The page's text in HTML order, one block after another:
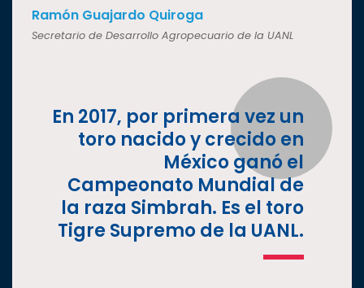
Ramón Guajardo Quiroga
Secretario de Desarrollo Agropecuario de la UANL
En 2017, por primera vez un
toro nacido y crecido en
México ganó el
Campeonato Mundial de
la raza Simbrah. Es el toro
Tigre Supremo de la UANL.